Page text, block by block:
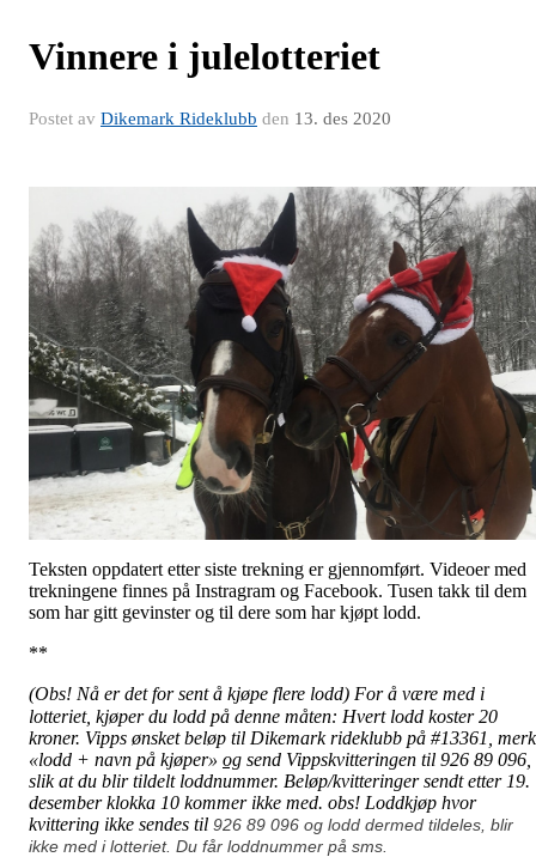
Vinnere i julelotteriet
Postet av Dikemark Rideklubb den 13. des 2020
Teksten oppdatert etter siste trekning er gjennomført. Videoer med
trekningene finnes på Instragram og Facebook. Tusen takk til dem
som har gitt gevinster og til dere som har kjøpt lodd.
**
(Obs! Nå er det for sent å kjøpe flere lodd) For å være med i
lotteriet, kjøper du lodd på denne måten: Hvert lodd koster 20
kroner. Vipps ønsket beløp til Dikemark rideklubb på #13361, merk
«lodd + navn på kjøper» og send Vippskvitteringen til 926 89 096,
slik at du blir tildelt loddnummer. Beløp/kvitteringer sendt etter 19.
desember klokka 10 kommer ikke med. obs! Loddkjøp hvor
kvittering ikke sendes til 926 89 096 og lodd dermed tildeles, blir
ikke med i lotteriet. Du får loddnummer på sms.